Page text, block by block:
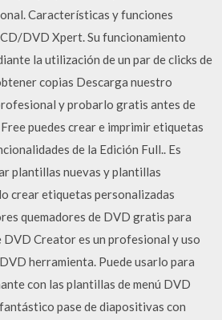
Características y funciones
DVD Xpert. Su funcionamiento
la utilización de un par de clicks de
copias Descarga nuestro
y probarlo gratis antes de
puedes crear e imprimir etiquetas
de la Edición Full.. Es
plantillas nuevas y plantillas
crear etiquetas personalizadas
quemadores de DVD gratis para
Creator es un profesional y uso
herramienta. Puede usarlo para
con las plantillas de menú DVD
pase de diapositivas con